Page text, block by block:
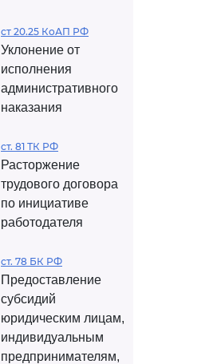
ст 20.25 КоАП РФ
Уклонение от
исполнения
административного
наказания
ст. 81 ТК РФ
Расторжение
трудового договора
по инициативе
работодателя
ст. 78 БК РФ
Предоставление
субсидий
юридическим лицам,
индивидуальным
предпринимателям,